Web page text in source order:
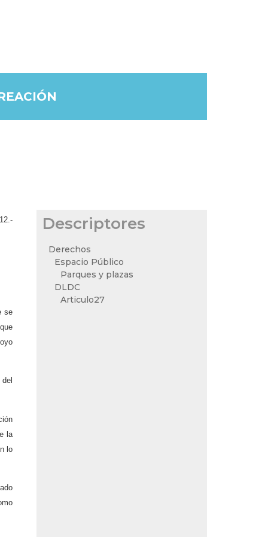
se
la
lo
Descriptores
Derechos
Espacio Público
Parques y plazas
DLDC
Articulo27